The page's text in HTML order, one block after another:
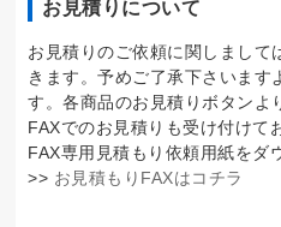
お見積りについて
お見積りのご依頼に関しまして
きます。予めご了承下さいます
す。各商品のお見積りボタンよ
FAXでのお見積りも受け付けて
FAX専用見積もり依頼用紙をダ
>> お見積もりFAXはコチラ